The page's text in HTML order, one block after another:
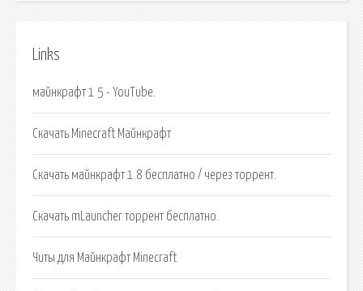
Links
майнкрафт 1 5 - YouTube.
Скачать Minecraft Майнкрафт
Скачать майнкрафт 1.8 бесплатно / через торрент.
Скачать mLauncher торрент бесплатно.
Читы для Майнкрафт Minecraft